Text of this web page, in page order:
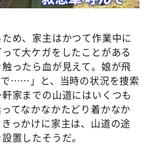
め、家主はかつて作業中に
て大ケガをしたことがある
ったら血が見えて。娘が飛
……」と、当時の状況を捜索
家までの山道にはいくつも
てなかなかたどり着かなか
っかけに家主は、山道の途
置したそうだ。